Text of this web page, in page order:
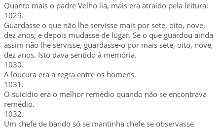
Quanto mais o padre Velho lia, mais era atraído pela leitura:
1029.
Guardasse o que não lhe servisse mais por sete, oito, nove,
dez anos; e depois mudasse de lugar. Se o que guardou ainda
assim não lhe servisse, guardasse-o por mais sete, oito, nove,
dez anos. Isto dava sentido à memória.
1030.
A loucura era a regra entre os homens.
1031.
O suicídio era o melhor remédio quando não se encontrava
remédio.
1032.
Um chefe de bando só se mantinha chefe se observasse